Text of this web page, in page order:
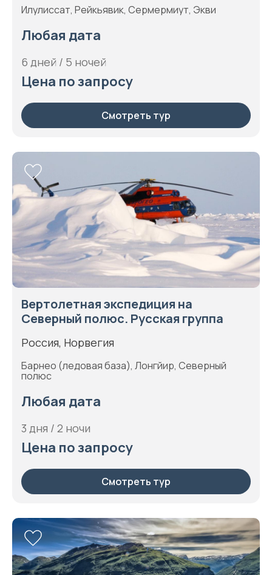
Илулиссат, Рейкьявик, Сермермиут, Экви
Любая дата
6 дней / 5 ночей
Цена по запросу
Смотреть тур
Вертолетная экспедиция на
Северный полюс. Русская группа
Россия, Норвегия
Барнео (ледовая база), Лонгйир, Северный
полюс
Любая дата
3 дня / 2 ночи
Цена по запросу
Смотреть тур